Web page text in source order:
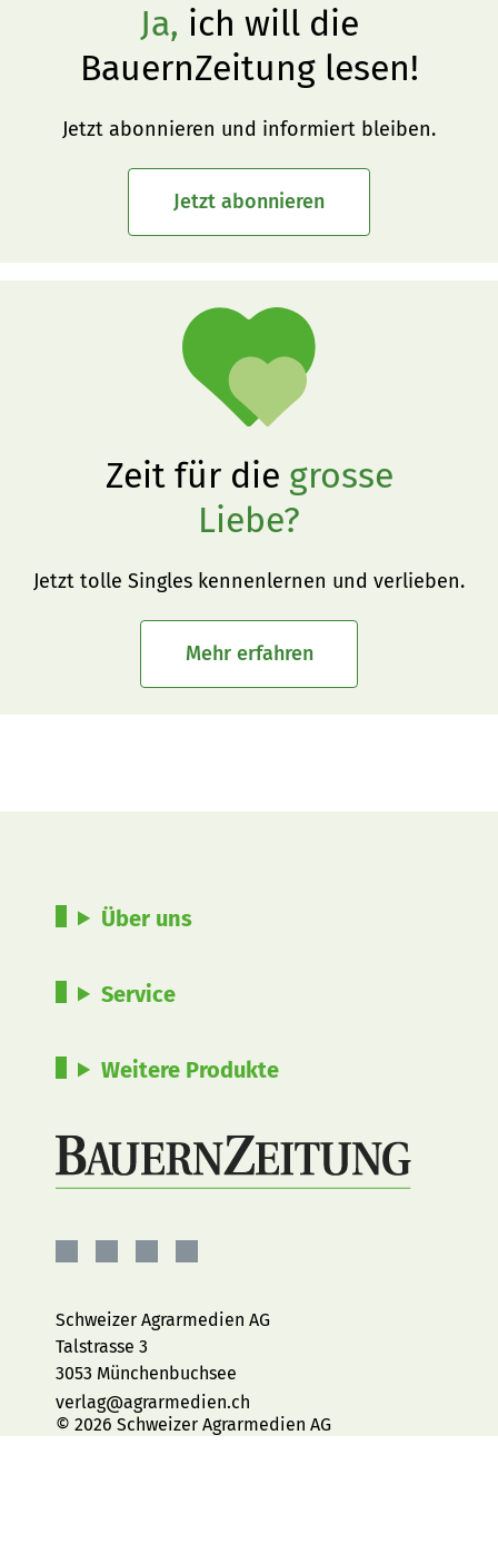
Ja, ich will die
BauernZeitung lesen!
Jetzt abonnieren und informiert bleiben.
Jetzt abonnieren
Zeit für die grosse
Liebe?
Jetzt tolle Singles kennenlernen und verlieben.
Mehr erfahren
Über uns
Service
Weitere Produkte
Facebook
Instagram
YouTubeLinkedIn
Schweizer Agrarmedien AG
Talstrasse 3
3053 Münchenbuchsee
verlag@agrarmedien.ch
© 2026 Schweizer Agrarmedien AG